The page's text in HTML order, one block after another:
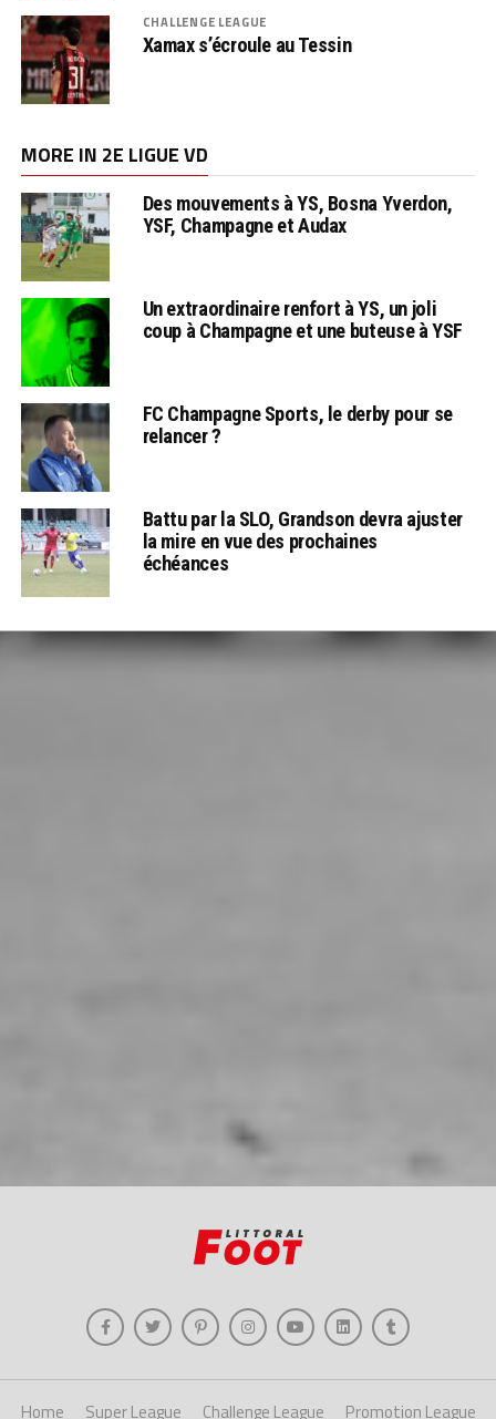
CHALLENGE LEAGUE
Xamax s’écroule au Tessin
MORE IN 2E LIGUE VD
Des mouvements à YS, Bosna Yverdon,
YSF, Champagne et Audax
Un extraordinaire renfort à YS, un joli
coup à Champagne et une buteuse à YSF
FC Champagne Sports, le derby pour se
relancer ?
Battu par la SLO, Grandson devra ajuster
la mire en vue des prochaines
échéances
Home Super League Challenge League Promotion League